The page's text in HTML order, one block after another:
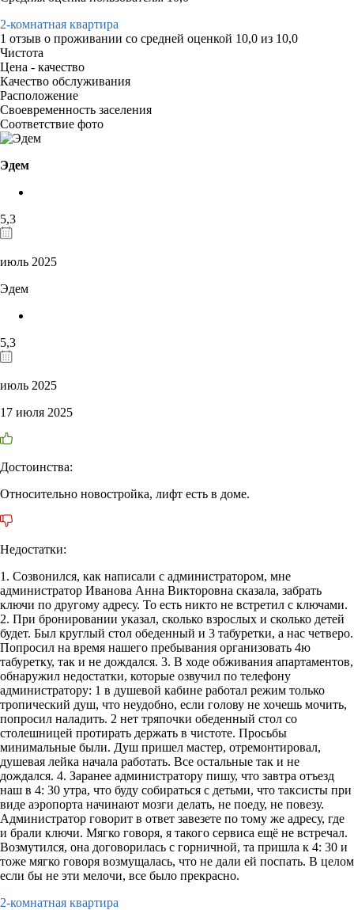
2-комнатная квартира
1 отзыв о проживании со средней оценкой 10,0 из 10,0
Чистота
Цена - качество
Качество обслуживания
Расположение
Своевременность заселения
Соответствие фото
Эдем
5,3
июль 2025
Эдем
5,3
июль 2025
17 июля 2025
Достоинства:
Относительно новостройка, лифт есть в доме.
Недостатки:
1. Созвонился, как написали с администратором, мне
администратор Иванова Анна Викторовна сказала, забрать
ключи по другому адресу. То есть никто не встретил с ключами.
2. При бронировании указал, сколько взрослых и сколько детей
будет. Был круглый стол обеденный и 3 табуретки, а нас четверо.
Попросил на время нашего пребывания организовать 4ю
табуретку, так и не дождался. 3. В ходе обживания апартаментов,
обнаружил недостатки, которые озвучил по телефону
администратору: 1 в душевой кабине работал режим только
тропический душ, что неудобно, если голову не хочешь мочить,
попросил наладить. 2 нет тряпочки обеденный стол со
столешницей протирать держать в чистоте. Просьбы
минимальные были. Душ пришел мастер, отремонтировал,
душевая лейка начала работать. Все остальные так и не
дождался. 4. Заранее администратору пишу, что завтра отъезд
наш в 4: 30 утра, что буду собираться с детьми, что таксисты при
виде аэропорта начинают мозги делать, не поеду, не повезу.
Администратор говорит в ответ завезете по тому же адресу, где
и брали ключи. Мягко говоря, я такого сервиса ещё не встречал.
Возмутился, она договорилась с горничной, та пришла к 4: 30 и
тоже мягко говоря возмущалась, что не дали ей поспать. В целом
если бы не эти мелочи, все было прекрасно.
2-комнатная квартира